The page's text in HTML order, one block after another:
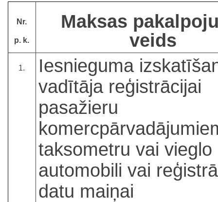
Nr.
p. k.
Maksas
veids
1.
Iesnieguma
vadītāja reģistrācijai
pasažieru
taksometru vai vieglo
automobili vai
datu maiņai